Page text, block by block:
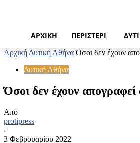
ΑΡΧΙΚΉ ΠΕΡΙΣΤΈΡΙ
Αρχική Δυτική Αθήνα Όσοι δεν έχουν
Δυτική Αθήνα
Όσοι δεν έχουν
Από
protipress
-
3 Φεβρουαρίου 2022